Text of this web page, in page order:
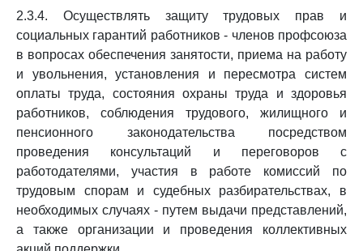
2.3.4. Осуществлять защиту трудовых прав и
социальных гарантий работников - членов профсоюза
в вопросах обеспечения занятости, приема на работу
и увольнения, установления и пересмотра систем
оплаты труда, состояния охраны труда и здоровья
работников, соблюдения трудового, жилищного и
пенсионного законодательства посредством
проведения консультаций и переговоров с
работодателями, участия в работе комиссий по
трудовым спорам и судебных разбирательствах, в
необходимых случаях - путем выдачи представлений,
а также организации и проведения коллективных